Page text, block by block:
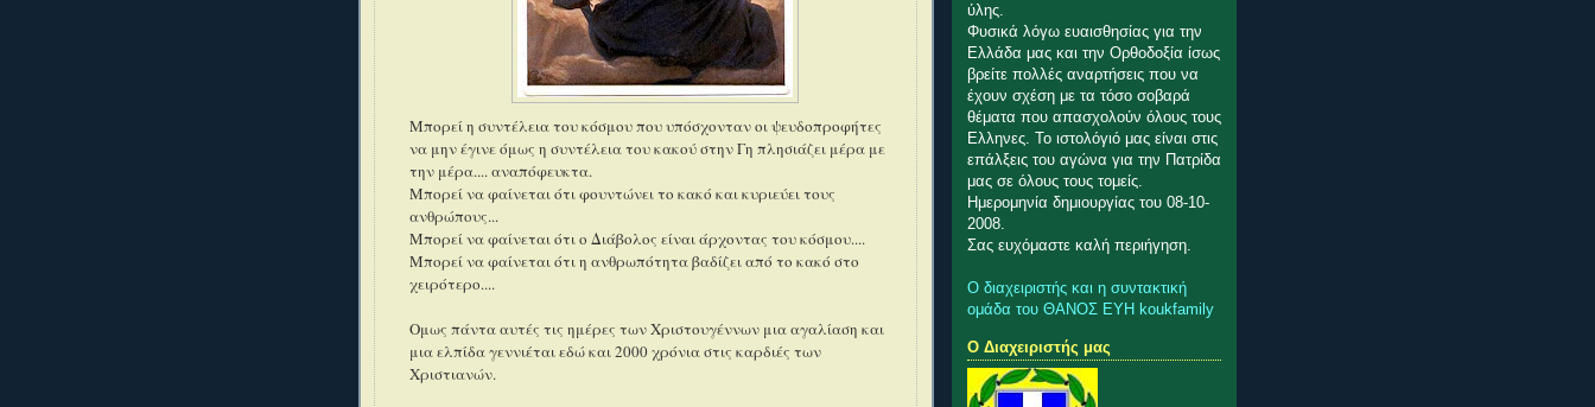
Μπορεί η συντέλεια του κόσμου που υπόσχονταν οι ψευδοπροφήτες
να μην έγινε όμως η συντέλεια του κακού στην Γη πλησιάζει μέρα με
την μέρα.... αναπόφευκτα.
Μπορεί να φαίνεται ότι φουντώνει το κακό και κυριεύει τους
ανθρώπους...
Μπορεί να φαίνεται ότι ο Διάβολος είναι άρχοντας του κόσμου....
Μπορεί να φαίνεται ότι η ανθρωπότητα βαδίζει από το κακό στο
χειρότερο....
Ομως πάντα αυτές τις ημέρες των Χριστουγέννων μια αγαλίαση και
μια ελπίδα γεννιέται εδώ και 2000 χρόνια στις καρδιές των
Χριστιανών.
ύλης.
Φυσικά λόγω ευαισθησίας για την
Ελλάδα μας και την Ορθοδοξία ίσως
βρείτε πολλές αναρτήσεις που να
έχουν σχέση με τα τόσο σοβαρά
θέματα που απασχολούν όλους τους
Ελληνες. Το ιστολόγιό μας είναι στις
επάλξεις του αγώνα για την Πατρίδα
μας σε όλους τους τομείς.
Ημερομηνία δημιουργίας του 08-10-
2008.
Σας ευχόμαστε καλή περιήγηση.
Ο διαχειριστής και η συντακτική
ομάδα του ΘΑΝΟΣ ΕΥΗ koukfamily
Ο Διαχειριστής μας